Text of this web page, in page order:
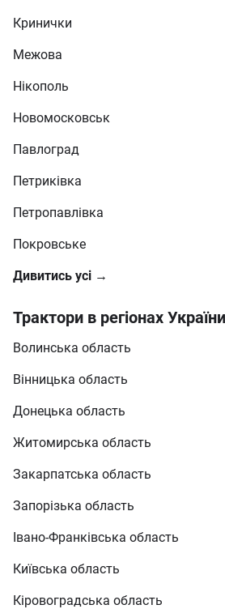
Кринички
Межова
Нікополь
Новомосковськ
Павлоград
Петриківка
Петропавлівка
Покровське
Дивитись усі →
Трактори в регіонах України
Волинська область
Вінницька область
Донецька область
Житомирська область
Закарпатська область
Запорізька область
Івано-Франківська область
Київська область
Кіровоградська область